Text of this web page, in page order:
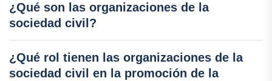
¿Qué son las organizaciones de la
sociedad civil?
¿Qué rol tienen las organizaciones de la
sociedad civil en la promoción de la